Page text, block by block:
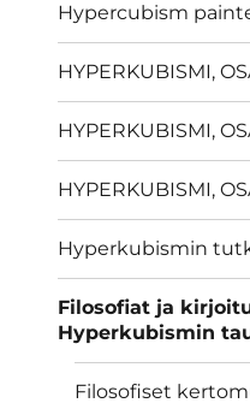
Hypercubism
HYPERKUBISMI,
HYPERKUBISMI,
HYPERKUBISMI,
Hyperkubismin
Filosofiat ja
Hyperkubismin
Filosofiset